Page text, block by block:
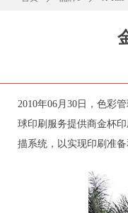
2010年06月30日，色彩
球印刷服务提供商金杯
描系统，以实现印刷准